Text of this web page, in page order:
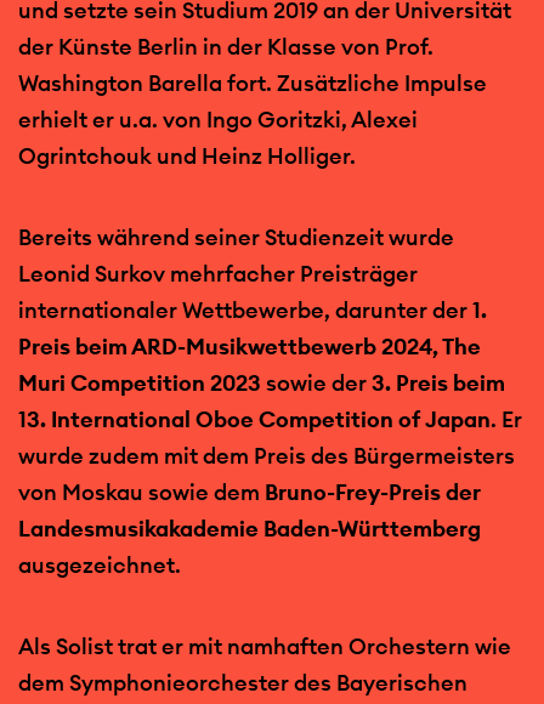
und setzte sein Studium 2019 an der Universität
der Künste Berlin in der Klasse von Prof.
Washington Barella fort. Zusätzliche Impulse
erhielt er u.a. von Ingo Goritzki, Alexei
Ogrintchouk und Heinz Holliger.
Bereits während seiner Studienzeit wurde
Leonid Surkov mehrfacher Preisträger
internationaler Wettbewerbe, darunter der1.
Preis beim ARD-Musikwettbewerb 2024, The
Muri Competition 2023 sowie der3. Preis beim
13. International Oboe Competition of Japan. Er
wurde zudem mit dem Preis des Bürgermeisters
von Moskau sowie dem Bruno-Frey-Preis der
Landesmusikakademie Baden-Württemberg
ausgezeichnet.
Als Solist trat er mit namhaften Orchestern wie
dem Symphonieorchester des Bayerischen